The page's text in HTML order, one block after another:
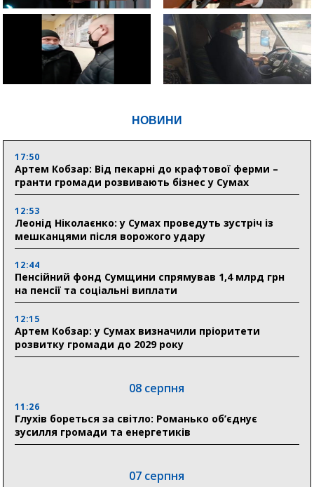
НОВИНИ
17:50
Артем Кобзар: Від пекарні до крафтової ферми –
гранти громади розвивають бізнес у Сумах
12:53
Леонід Ніколаєнко: у Сумах проведуть зустріч із
мешканцями після ворожого удару
12:44
Пенсійний фонд Сумщини спрямував 1,4 млрд грн
на пенсії та соціальні виплати
12:15
Артем Кобзар: у Сумах визначили пріоритети
розвитку громади до 2029 року
08 серпня
11:26
Глухів бореться за світло: Романько об’єднує
зусилля громади та енергетиків
07 серпня